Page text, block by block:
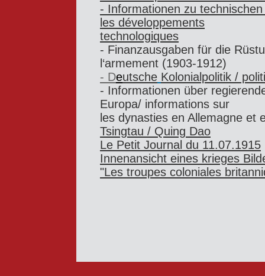
- Informationen zu
les développements
technologiques
- Finanzausgaben für die
l‘armement (1903-1912)
- Deutsche Kolonialpolitik /
- Informationen über
Europa/ informations sur
les dynasties en Allemagne et
Tsingtau / Quing Dao
Le Petit Journal du 11.07.1915
Innenansicht eines krieges
"Les troupes coloniales